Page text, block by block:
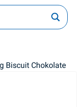
Biscuit Chokolate